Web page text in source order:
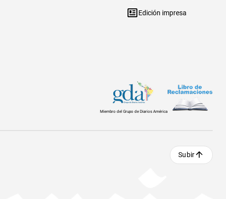
Edición impresa
Miembro del Grupo de Diarios América
Subir